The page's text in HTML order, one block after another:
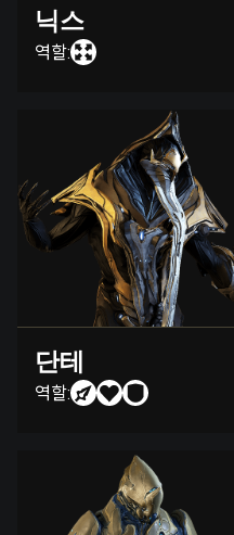
닉스
역할:
단테
역할: